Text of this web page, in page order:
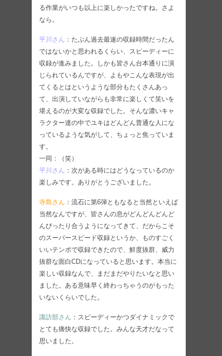
る作業がいつも以上に楽しかったですね。さよ
なら。
平川さん ：たぶん過去最速の収録時間だったん
ではないかと思われるくらい、スピーディーに
収録が進みました。しかも皆さん台本通りに演
じられているんですが、よもやこんな表現が出
てくるとはというような部分もたくさんあっ
て、出演していながらも非常に楽しくて笑いを
堪えるのが大変な収録でした。そんな濃いキャ
ラクター達の中でユキはどんどん普通な人にな
っているような気がして、ちょっと焦っていま
す。
一同：（笑）
平川さん ：次がある時にはどうなっているのか
楽しみです。ありがとうございました。
寺島さん ：流石に第6弾ともなると当然といえば
当然なんですが、皆さんの息がどんどんどんど
んぴったり合うようになってきて、だからこそ
のスーパースピード収録というか、ものすごく
いいテンポで収録できたので、鮮度抜群、威力
抜群な面白CDになっていると思います。本当に
楽しい収録なんで、まだまだやりたいなと思い
ました。ある意味早く終わっちゃうのがもった
いないくらいでした。
諏訪部さん ：スピーディーかつダイナミックで
とても痛快な収録でした。みんな天才だなって
思いました。